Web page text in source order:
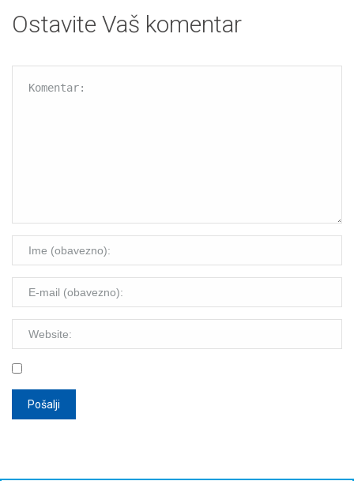
Ostavite Vaš komentar